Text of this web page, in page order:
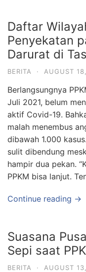
Daftar
Penyekatan
Darurat di
BERITA · AUGUST
Berlangsungnya
Juli 2021, belum
aktif Covid-19.
malah menembus
dibawah 1.000
sulit dibendung
hampir dua pekan.
PPKM bisa lanjut.
Continue reading →
Suasana
Sepi saat
BERITA · AUGUST